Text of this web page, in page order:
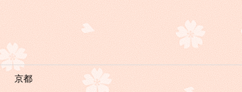
京都